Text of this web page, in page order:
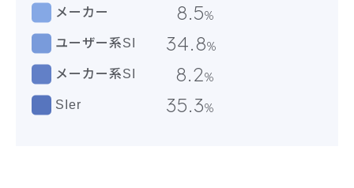
メーカー 8.5%
ユーザー系SI 34.8%
メーカー系SI 8.2%
SIer 35.3%